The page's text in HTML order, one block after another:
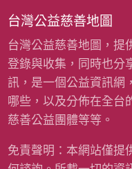
台灣公益慈善地圖
台灣公益慈善地圖，提
登錄與收集，同時也分
訊，是一個公益資訊網
哪些，以及分佈在全台
慈善公益團體等等。
免責聲明：本網站僅提